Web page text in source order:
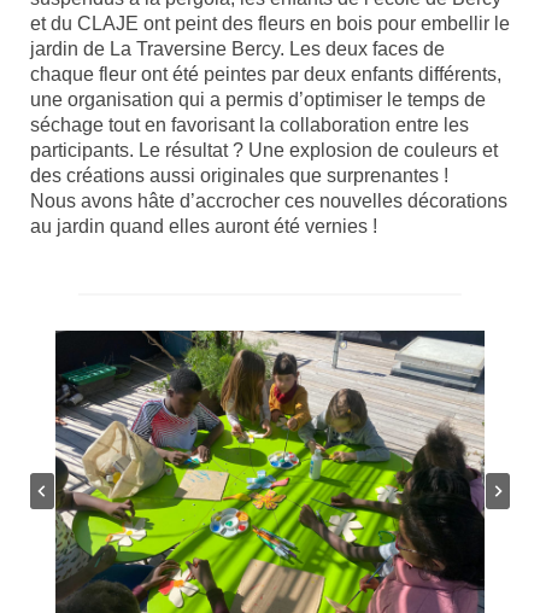
et du CLAJE ont peint des fleurs en bois pour embellir le
jardin de La Traversine Bercy. Les deux faces de
chaque fleur ont été peintes par deux enfants différents,
une organisation qui a permis d’optimiser le temps de
séchage tout en favorisant la collaboration entre les
participants. Le résultat ? Une explosion de couleurs et
des créations aussi originales que surprenantes !
Nous avons hâte d’accrocher ces nouvelles décorations
au jardin quand elles auront été vernies !